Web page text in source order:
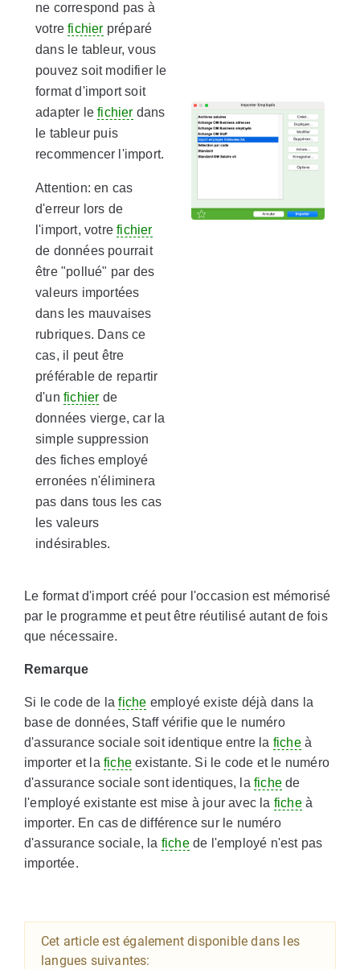
ne correspond pas à
votrefichier préparé
dans le tableur, vous
pouvez soit modifier le
format d'import soit
adapter lefichier dans
le tableur puis
recommencer l'import.
Attention: en cas
d'erreur lors de
l'import, votrefichier
de données pourrait
être "pollué" par des
valeurs importées
dans les mauvaises
rubriques. Dans ce
cas, il peut être
préférable de repartir
d'un fichier de
données vierge, car la
simple suppression
des fiches employé
erronées n'éliminera
pas dans tous les cas
les valeurs
indésirables.
Le format d'import créé pour l'occasion est mémorisé
par le programme et peut être réutilisé autant de fois
que nécessaire.
Remarque
Si le code de lafiche employé existe déjà dans la
base de données, Staff vérifie que le numéro
d'assurance sociale soit identique entre la ficheà
importer et la fiche existante. Si le code et le numéro
d'assurance sociale sont identiques, la fiche de
l'employé existante est mise à jour avec la ficheà
importer. En cas de différence sur le numéro
d'assurance sociale, la fichede l'employé n'est pas
importée.
Cet article est également disponible dans les
langues suivantes: